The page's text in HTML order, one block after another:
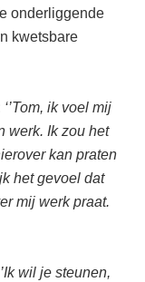
onderliggende
kwetsbare
‘’Tom, ik voel mij
werk. Ik zou het
kan praten
het gevoel dat
mij werk praat.
wil je steunen,